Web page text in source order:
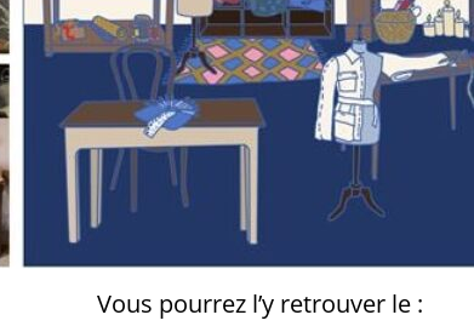
Vous pourrez l’y retrouver le :